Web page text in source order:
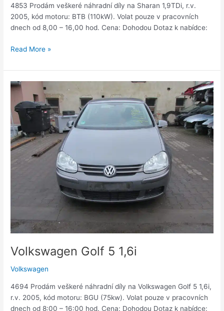
4853 Prodám veškeré náhradní díly na Sharan 1,9TDi, r.v.
2005, kód motoru: BTB (110kW). Volat pouze v pracovních
dnech od 8,00 – 16,00 hod. Cena: Dohodou Dotaz k nabídce:
Read More »
Volkswagen Golf 5 1,6i
Volkswagen
4694 Prodám veškeré náhradní díly na Volkswagen Golf 5 1,6i,
r.v. 2005, kód motoru: BGU (75kw). Volat pouze v pracovních
dnech od 8:00 – 16:00 hod. Cena: Dohodou Dotaz k nabídce:
Volkswagen
5
1,6i